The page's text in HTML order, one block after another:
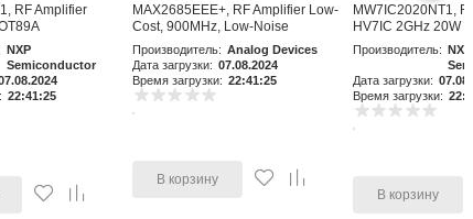
RF Amplifier
NXP
Semiconductor
22:41:25
MAX2685EEE+, RF Amplifier Low-
Cost, 900MHz, Low-Noise
Amplifier an
Производитель: Analog Devices
Дата загрузки: 07.08.2024
Время загрузки: 22:41:25
В корзину
MW7IC2020NT1,
HV7IC 2GHz 20W
Производитель:
NXP
Дата загрузки:
Время загрузки:
В корзину